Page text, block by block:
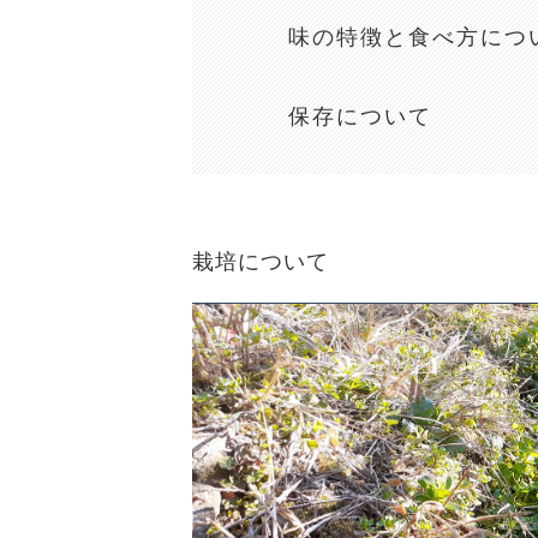
味の特徴と食べ方につ
保存について
栽培について